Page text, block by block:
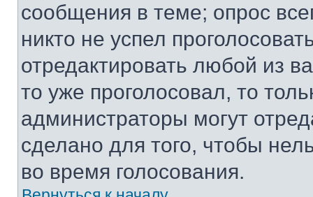
сообщения в теме; опрос
никто не успел
отредактировать любой из
то уже проголосовал, то
администраторы могут
сделано для того, чтобы
во время голосования.